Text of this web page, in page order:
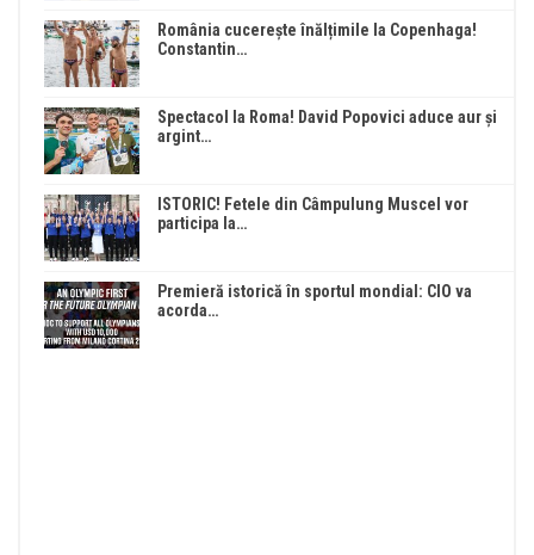
România cucerește înălțimile la Copenhaga!
Constantin…
Spectacol la Roma! David Popovici aduce aur și
argint…
ISTORIC! Fetele din Câmpulung Muscel vor
participa la…
Premieră istorică în sportul mondial: CIO va
acorda…